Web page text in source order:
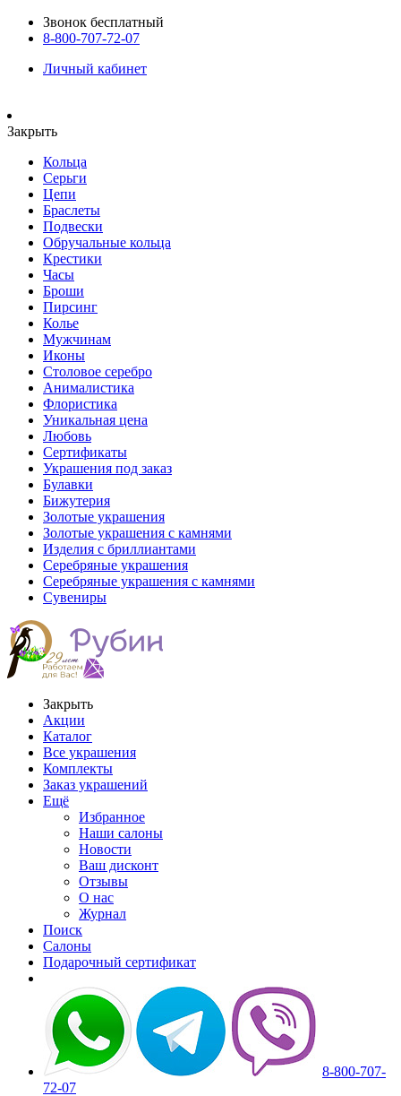
Звонок бесплатный
8-800-707-72-07
Личный кабинет
Закрыть
Кольца
Серьги
Цепи
Браслеты
Подвески
Обручальные кольца
Крестики
Часы
Броши
Пирсинг
Колье
Мужчинам
Иконы
Столовое серебро
Анималистика
Флористика
Уникальная цена
Любовь
Сертификаты
Украшения под заказ
Булавки
Бижутерия
Золотые украшения
Золотые украшения с камнями
Изделия с бриллиантами
Серебряные украшения
Серебряные украшения с камнями
Сувениры
Закрыть
Акции
Каталог
Все украшения
Комплекты
Заказ украшений
Ещё
Избранное
Наши салоны
Новости
Ваш дисконт
Отзывы
О нас
Журнал
Поиск
Салоны
Подарочный сертификат
8-800-707-
72-07